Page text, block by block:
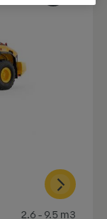
2.6 - 9.5 m3